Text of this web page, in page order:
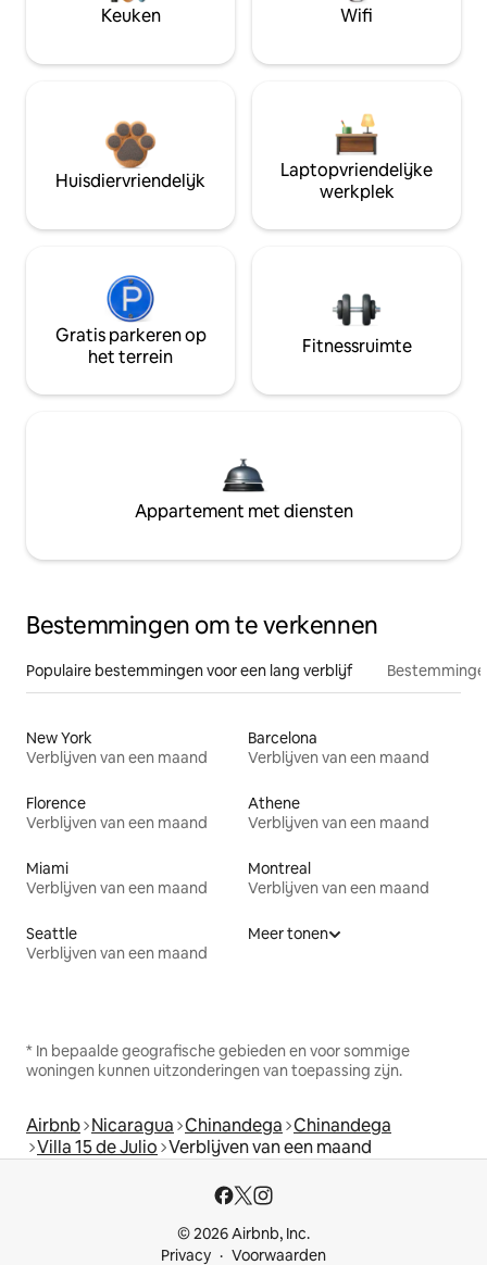
Keuken Wifi
Huisdiervriendelijk
Laptopvriendelijke
werkplek
Gratis parkeren op
het terrein
Fitnessruimte
Appartement met diensten
Bestemmingen om te verkennen
Populaire bestemmingen voor een lang verblijf
New York
Verblijven van een maand
Barcelona
Verblijven van een maand
Florence
Verblijven van een maand
Athene
Verblijven van een maand
Miami
Verblijven van een maand
Montreal
Verblijven van een maand
Seattle
Verblijven van een maand
Meer tonen
* In bepaalde geografische gebieden en voor sommige
woningen kunnen uitzonderingen van toepassing zijn.
Airbnb Nicaragua Chinandega Chinandega
Villa 15 de Julio Verblijven van een maand
© 2026 Airbnb, Inc.
Privacy
Voorwaarden